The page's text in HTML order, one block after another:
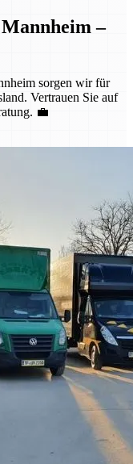
–
sorgen wir für
Vertrauen Sie auf
💼